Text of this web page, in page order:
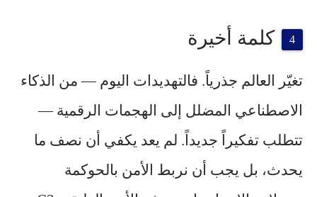
كلمة أخيرة
تغيّر العالم جذرياً. فالتهديدات اليوم — من الذكاء
الاصطناعي المضلل إلى الهجمات الرقمية —
تتطلب تفكيراً جديداً. لم يعد يكفي أن نصف ما
يحدث، بل يجب أن نربط الأمن بالحوكمة